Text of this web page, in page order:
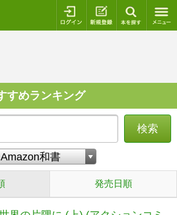
ログイン 新規登録
すめランキング
検索
発売日順